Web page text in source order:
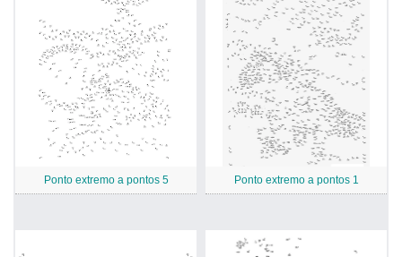
Ponto extremo a pontos 5 Ponto extremo a pontos 1